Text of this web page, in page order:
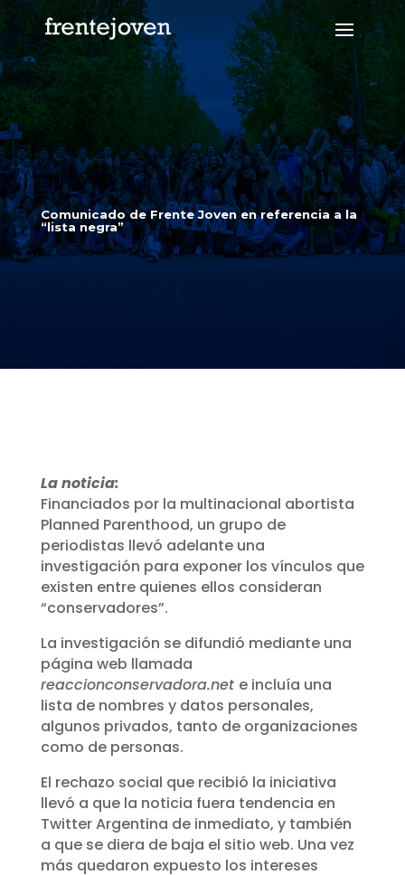
Comunicado de Frente Joven en referencia a la
“lista negra”
La noticia:
Financiados por la multinacional abortista
Planned Parenthood, un grupo de
periodistas llevó adelante una
investigación para exponer los vínculos que
existen entre quienes ellos consideran
“conservadores”.
La investigación se difundió mediante una
página web llamada
reaccionconservadora.net e incluía una
lista de nombres y datos personales,
algunos privados, tanto de organizaciones
como de personas.
El rechazo social que recibió la iniciativa
llevó a que la noticia fuera tendencia en
Twitter Argentina de inmediato, y también
a que se diera de baja el sitio web. Una vez
más quedaron expuesto los intereses